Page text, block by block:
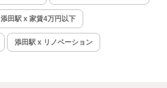
添田駅 x 家賃4万円以下
添田駅 x リノベーション